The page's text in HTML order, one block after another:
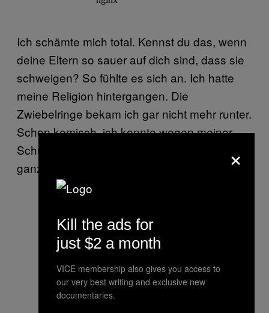
Ich schämte mich total. Kennst du das, wenn
deine Eltern so sauer auf dich sind, dass sie
schweigen? So fühlte es sich an. Ich hatte
meine Religion hintergangen. Die
Zwiebelringe bekam ich gar nicht mehr runter.
Schon komisch, ich konnte wegen meiner
Schuldgefühle nichts essen, obwohl ich den
ganzen Tag
×
Kill the ads for
just $2 a month
VICE membership also gives you access to
our very best writing and exclusive new
documentaries.